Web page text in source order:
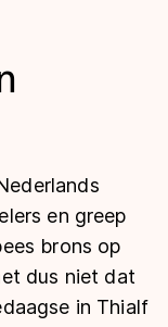
en greep
brons op
dus niet dat
in Thialf